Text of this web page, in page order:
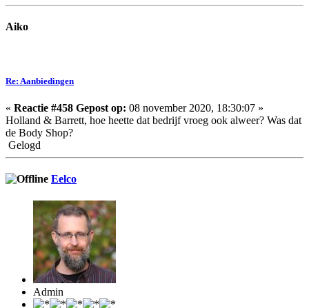
Aiko
Re: Aanbiedingen
« Reactie #458 Gepost op: 08 november 2020, 18:30:07 »
Holland & Barrett, hoe heette dat bedrijf vroeg ook alweer? Was dat
de Body Shop?
Gelogd
Eelco
Admin